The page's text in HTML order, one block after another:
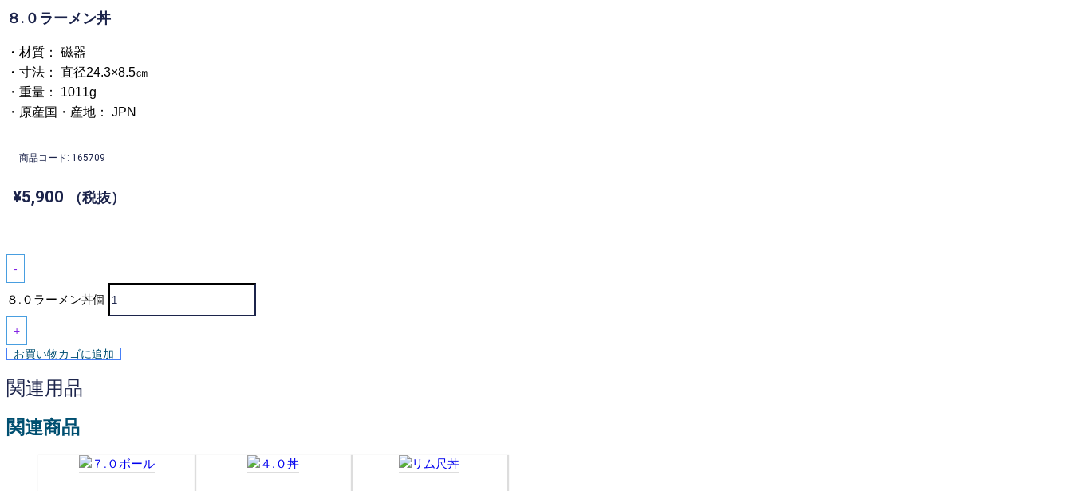
８.０ラーメン丼
・材質： 磁器
・寸法： 直径24.3×8.5㎝
・重量： 1011g
・原産国・産地： JPN
商品コード: 165709
¥5,900 （税抜）
-
８.０ラーメン丼個
+
お買い物カゴに追加
関連用品
関連商品